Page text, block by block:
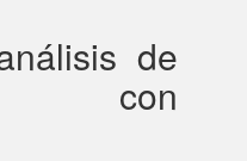
de
con